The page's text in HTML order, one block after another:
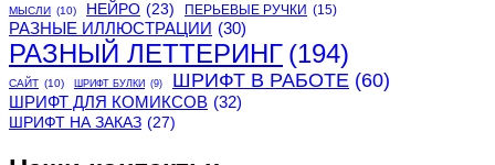
МЫСЛИ (10) НЕЙРО (23) ПЕРЬЕВЫЕ РУЧКИ (15)
РАЗНЫЕ ИЛЛЮСТРАЦИИ (30)
РАЗНЫЙ ЛЕТТЕРИНГ (194)
САЙТ (10) ШРИФТ БУЛКИ (9) ШРИФТ В РАБОТЕ (60)
ШРИФТ ДЛЯ КОМИКСОВ (32)
ШРИФТ НА ЗАКАЗ (27)